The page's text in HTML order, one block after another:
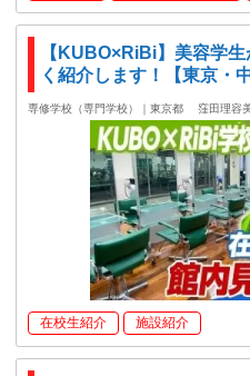
【KUBO×RiBi】美容学
く紹介します！【東京・中
専修学校（専門学校）｜東京都 窪田理容
在校生紹介 施設紹介